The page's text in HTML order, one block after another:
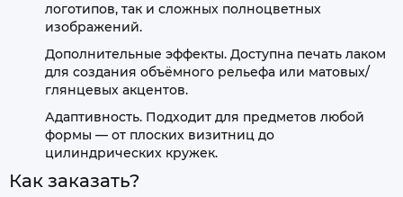
логотипов, так и сложных полноцветных
изображений.
Дополнительные эффекты. Доступна печать лаком
для создания объёмного рельефа или матовых/
глянцевых акцентов.
Адаптивность. Подходит для предметов любой
формы — от плоских визитниц до
цилиндрических кружек.
Как заказать?